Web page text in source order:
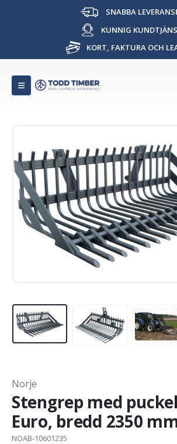
SNABBA
KUNNIG
KORT, FAKTURA OCH
Norje
Stengrep med
Euro, bredd 2350
NOAB-10601235